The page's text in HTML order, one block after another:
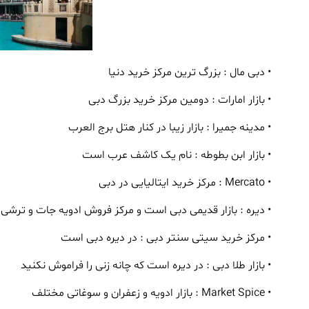
• دبی مال : بزرگ ترین مرکز خرید دنیا
• بازار امارات : دومین مرکز خرید بزرگ دبی
• مدینه جمیرا : بازار زیبا در کنار هتل برج العرب
• بازار ابن بطوطه : نام یک کاشف عرب است
• Mercato : مرکز خرید ایتالیایی در دبی
• دیره : بازار قدیمی دبی است و مرکز فروش ادویه جات و
• مرکز خرید سیتی سنتر دبی : در دیره دبی است
• بازار طلا دبی : در دیره است که چانه زنی را فراموش نکنید
• Market Spice : بازار ادویه و زعفران و سوغاتی مختلف